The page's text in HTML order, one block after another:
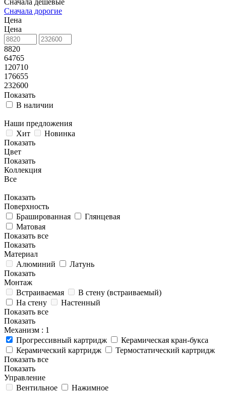
Сначала дешевые
Сначала дорогие
Цена
Цена
8820
64765
120710
176655
232600
Показать
В наличии
Наши предложения
Хит
Новинка
Показать
Цвет
Показать
Коллекция
Все
Показать
Поверхность
Брашированная
Глянцевая
Матовая
Показать все
Показать
Материал
Алюминий
Латунь
Показать
Монтаж
Встраиваемая
В стену (встраиваемый)
На стену
Настенный
Показать все
Показать
Механизм : 1
Прогрессивный картридж
Керамическая кран-букса
Керамический картридж
Термостатический картридж
Показать все
Показать
Управление
Вентильное
Нажимное